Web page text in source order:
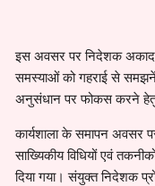
इस अवसर पर निदेशक
समस्याओं को गहराई से
अनुसंधान पर फोकस करने हेतु
कार्यशाला के समापन अवसर
साख्यिकीय विधियों एवं
दिया गया। संयुक्त निदेशक